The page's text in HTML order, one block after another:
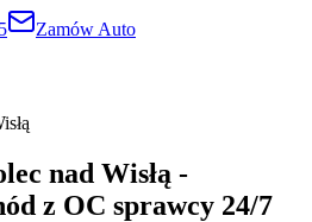
Zamów Auto
nad Wisłą -
z OC sprawcy 24/7